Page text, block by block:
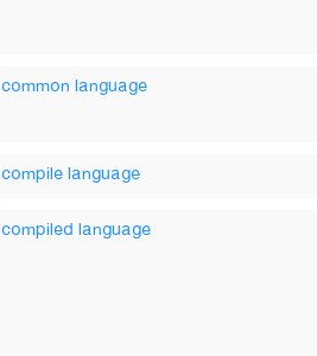
common language
compile language
compiled language